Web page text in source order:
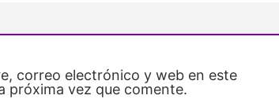
correo electrónico y web en este
próxima vez que comente.